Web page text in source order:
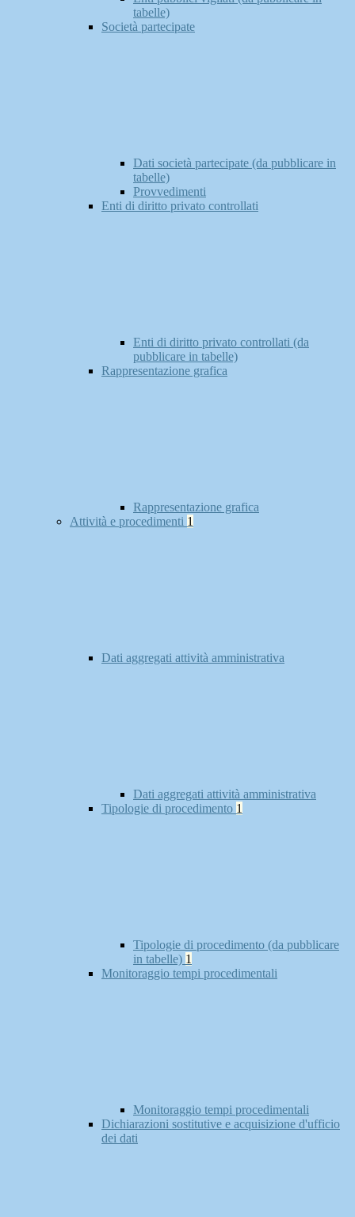
tabelle)
Società partecipate
Dati società partecipate (da pubblicare in
tabelle)
Provvedimenti
Enti di diritto privato controllati
Enti di diritto privato controllati (da
pubblicare in tabelle)
Rappresentazione grafica
Rappresentazione grafica
Attività e procedimenti 1
Dati aggregati attività amministrativa
Dati aggregati attività amministrativa
Tipologie di procedimento 1
Tipologie di procedimento (da pubblicare
in tabelle) 1
Monitoraggio tempi procedimentali
Monitoraggio tempi procedimentali
Dichiarazioni sostitutive e acquisizione d'ufficio
dei dati